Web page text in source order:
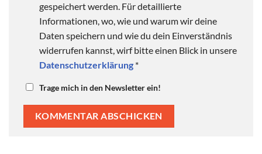
gespeichert werden. Für detaillierte
Informationen, wo, wie und warum wir deine
Daten speichern und wie du dein Einverständnis
widerrufen kannst, wirf bitte einen Blick in unsere
Datenschutzerklärung *
Trage mich in den Newsletter ein!